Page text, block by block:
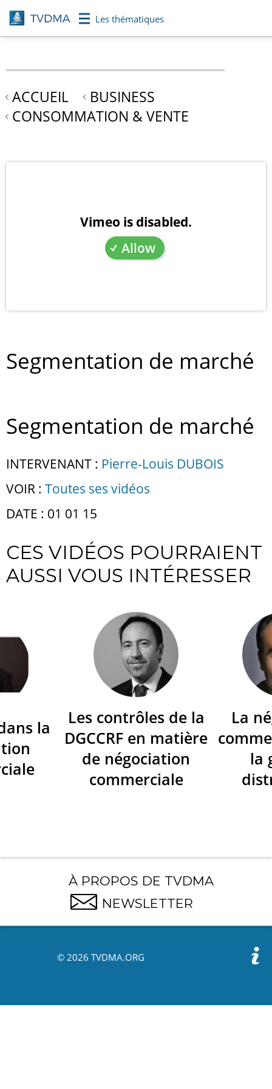
Aller
au
contenu
Les thématiques
ACCUEIL
BUSINESS
CONSOMMATION & VENTE
Vimeo is disabled.
Allow
Segmentation de marché
Segmentation de marché
INTERVENANT : Pierre-Louis DUBOIS
VOIR : Toutes ses vidéos
DATE : 01 01 15
CES VIDÉOS POURRAIENT
AUSSI VOUS INTÉRESSER
la
Les contrôles de la
DGCCRF en matière
de négociation
commerciale
La
la
À PROPOS DE TVDMA
NEWSLETTER
© 2026 TVDMA.ORG